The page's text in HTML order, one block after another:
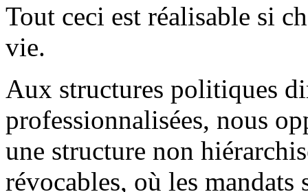
Tout ceci est réalisable si
vie.
Aux structures politiques
professionnalisées, nous
une structure non
révocables, où les